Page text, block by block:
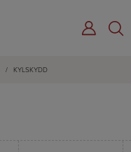
/ KYLSKYDD